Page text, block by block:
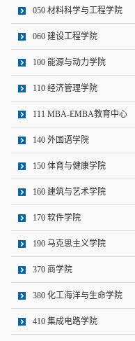
050 材料科学与工程学院
060 建设工程学院
100 能源与动力学院
110 经济管理学院
111 MBA-EMBA教育中心
140 外国语学院
150 体育与健康学院
160 建筑与艺术学院
170 软件学院
190 马克思主义学院
370 商学院
380 化工海洋与生命学院
410 集成电路学院